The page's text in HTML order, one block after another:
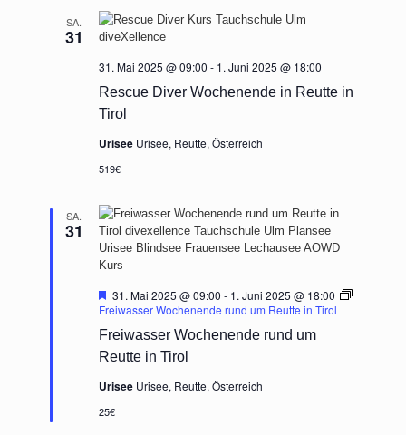
SA.
31
Rescue Diver Wochenende in Reutte in
Tirol
31. Mai 2025 @ 09:00 - 1. Juni 2025 @ 18:00
Urisee Urisee, Reutte, Österreich
519€
SA.
31
Freiwasser Wochenende rund um
Reutte in Tirol
Hervorgehoben
31. Mai 2025 @ 09:00 - 1. Juni 2025 @ 18:00
Freiwasser Wochenende rund um Reutte in Tirol
Urisee Urisee, Reutte, Österreich
25€